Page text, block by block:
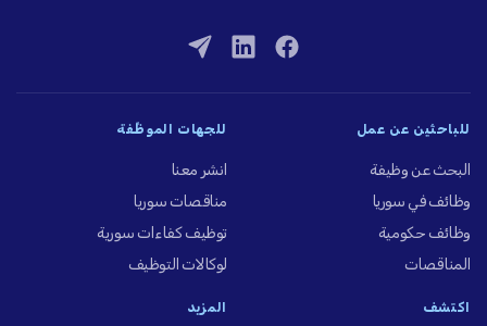
للباحثين عن عمل
البحث عن وظيفة
وظائف في سوريا
وظائف حكومية
المناقصات
للجهات الموظِّفة
انشر معنا
مناقصات سوريا
توظيف كفاءات سورية
لوكالات التوظيف
اكتشف المزيد